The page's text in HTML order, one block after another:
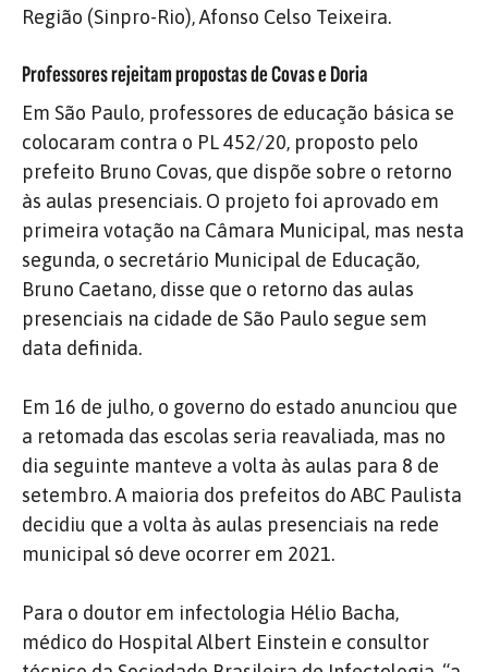
Região (Sinpro-Rio), Afonso Celso Teixeira.
Professores rejeitam propostas de Covas e Doria
Em São Paulo, professores de educação básica se
colocaram contra o PL 452/20, proposto pelo
prefeito Bruno Covas, que dispõe sobre o retorno
às aulas presenciais. O projeto foi aprovado em
primeira votação na Câmara Municipal, mas nesta
segunda, o secretário Municipal de Educação,
Bruno Caetano, disse que o retorno das aulas
presenciais na cidade de São Paulo segue sem
data definida.
Em 16 de julho, o governo do estado anunciou que
a retomada das escolas seria reavaliada, mas no
dia seguinte manteve a volta às aulas para 8 de
setembro. A maioria dos prefeitos do ABC Paulista
decidiu que a volta às aulas presenciais na rede
municipal só deve ocorrer em 2021.
Para o doutor em infectologia Hélio Bacha,
médico do Hospital Albert Einstein e consultor